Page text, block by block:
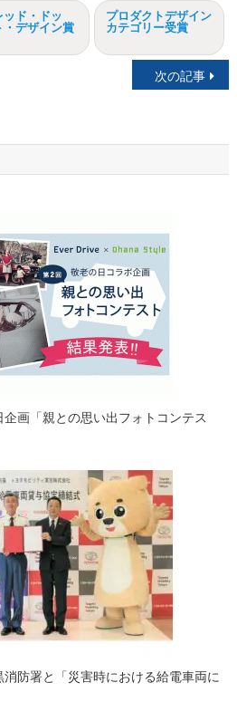
ッド・ドッ
・デザイン賞
プロダクトデザイン
カテゴリー受賞
次の記事
画「親との思い出フォトコンテス
消防署と「災害時における給電車両に